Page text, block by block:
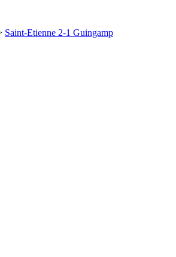
Saint-Etienne 2-1 Guingamp